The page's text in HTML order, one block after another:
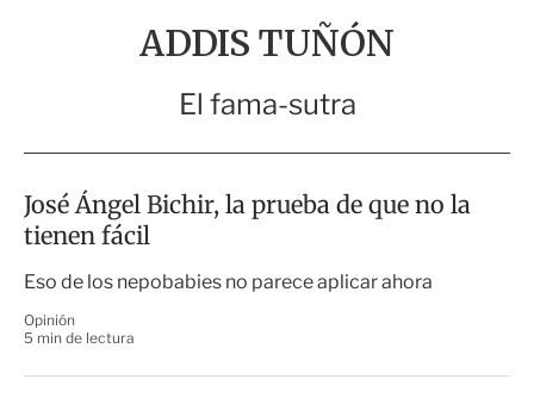
ADDIS TUÑÓN
El fama-sutra
José Ángel Bichir, la prueba de que no la
tienen fácil
Eso de los nepobabies no parece aplicar ahora
Opinión
5 min de lectura